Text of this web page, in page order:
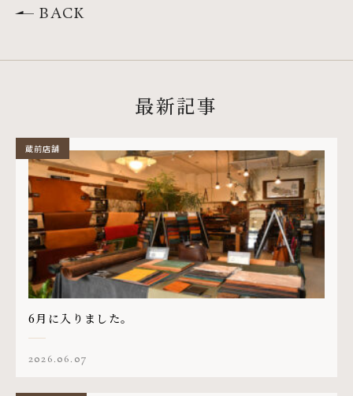
BACK
最新記事
6月に入りました。
2026.06.07
蔵前店舗